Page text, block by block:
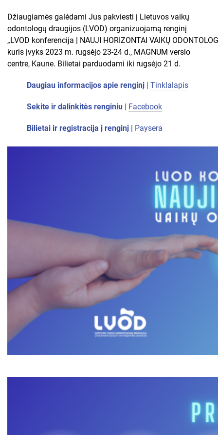
Džiaugiamės galėdami Jus pakviesti į Lietuvos vaikų
odontologų draugijos (LVOD) organizuojamą renginį
„LVOD konferencija | NAUJI HORIZONTAI VAIKŲ
kuris įvyks 2023 m. rugsėjo 23-24 d., MAGNUM verslo
centre, Kaune. Bilietai parduodami iki rugsėjo 21 d.
Daugiau informacijos apie renginį | Tinklalapis
Sekite ir dalinkitės renginiu | Facebook
Bilietai ir registracija į renginį | Paysera